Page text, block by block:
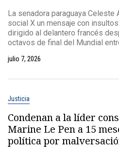
La senadora paraguaya Celeste
social X un mensaje con
dirigido al delantero francés
octavos de final del Mundial
julio 7, 2026
Justicia
Condenan a la líder
Marine Le Pen a 15
política por